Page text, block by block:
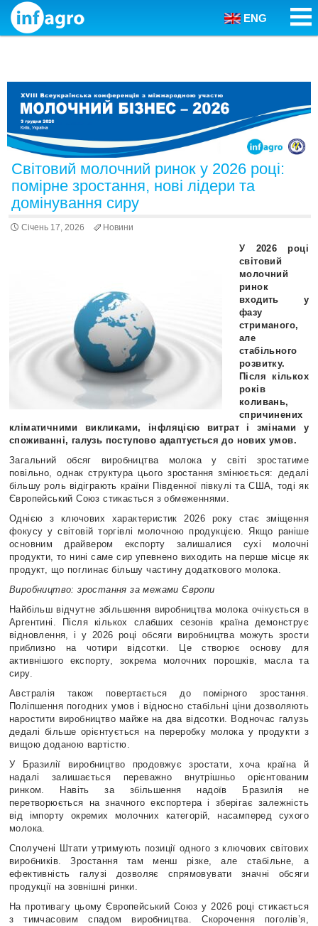
Skip to content
ENG
Світовий молочний ринок у 2026 році:
помірне зростання, нові лідери та
домінування сиру
Січень 17, 2026 Новини
У 2026 році
світовий
молочний
ринок
входить у
фазу
стриманого,
але
стабільного
розвитку.
Після кількох
років
коливань,
спричинених
кліматичними викликами, інфляцією витрат і змінами у
споживанні, галузь поступово адаптується до нових умов.
Загальний обсяг виробництва молока у світі зростатиме
повільно, однак структура цього зростання змінюється: дедалі
більшу роль відіграють країни Південної півкулі та США, тоді як
Європейський Союз стикається з обмеженнями.
Однією з ключових характеристик 2026 року стає зміщення
фокусу у світовій торгівлі молочною продукцією. Якщо раніше
основним драйвером експорту залишалися сухі молочні
продукти, то нині саме сир упевнено виходить на перше місце як
продукт, що поглинає більшу частину додаткового молока.
Виробництво: зростання за межами Європи
Найбільш відчутне збільшення виробництва молока очікується в
Аргентині. Після кількох слабших сезонів країна демонструє
відновлення, і у 2026 році обсяги виробництва можуть зрости
приблизно на чотири відсотки. Це створює основу для
активнішого експорту, зокрема молочних порошків, масла та
сиру.
Австралія також повертається до помірного зростання.
Поліпшення погодних умов і відносно стабільні ціни дозволяють
наростити виробництво майже на два відсотки. Водночас галузь
дедалі більше орієнтується на переробку молока у продукти з
вищою доданою вартістю.
У Бразилії виробництво продовжує зростати, хоча країна й
надалі залишається переважно внутрішньо орієнтованим
ринком. Навіть за збільшення надоїв Бразилія не
перетворюється на значного експортера і зберігає залежність
від імпорту окремих молочних категорій, насамперед сухого
молока.
Сполучені Штати утримують позиції одного з ключових світових
виробників. Зростання там менш різке, але стабільне, а
ефективність галузі дозволяє спрямовувати значні обсяги
продукції на зовнішні ринки.
На противагу цьому Європейський Союз у 2026 році стикається
з тимчасовим спадом виробництва. Скорочення поголів’я,